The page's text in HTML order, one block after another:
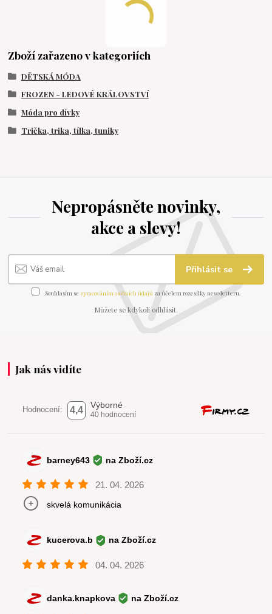
Zboží zařazeno v kategoriích
DĚTSKÁ MÓDA
FROZEN - LEDOVÉ KRÁLOVSTVÍ
Móda pro dívky
Trička, trika, tílka, tuniky
Nepropásněte novinky,
akce a slevy!
Přihlásit se
Souhlasím se zpracováním osobních údajů za účelem rozesílky newsletteru.
Můžete se kdykoli odhlásit.
Jak nás vidíte